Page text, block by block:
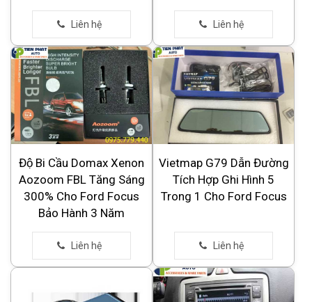
Độ Bi Cầu Domax Xenon
Aozoom FBL Tăng Sáng
300% Cho Ford Focus
Bảo Hành 3 Năm
Vietmap G79 Dẫn Đường
Tích Hợp Ghi Hình 5
Trong 1 Cho Ford Focus